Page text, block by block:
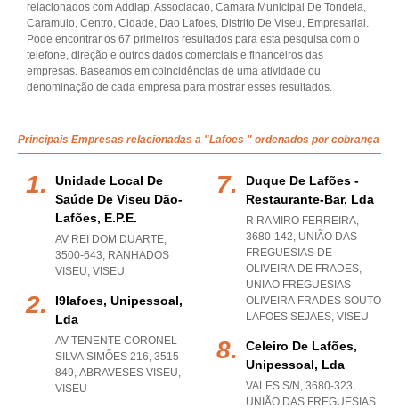
relacionados com Addlap, Associacao, Camara Municipal De Tondela,
Caramulo, Centro, Cidade, Dao Lafoes, Distrito De Viseu, Empresarial.
Pode encontrar os 67 primeiros resultados para esta pesquisa com o
telefone, direção e outros dados comerciais e financeiros das
empresas. Baseamos em coincidências de uma atividade ou
denominação de cada empresa para mostrar esses resultados.
Principais Empresas relacionadas a "Lafoes " ordenados por cobrança
Unidade Local De
Saúde De Viseu Dão-
Lafões, E.p.e.
AV REI DOM DUARTE,
3500-643, RANHADOS
VISEU, VISEU
I9lafoes, Unipessoal,
Lda
AV TENENTE CORONEL
SILVA SIMÕES 216, 3515-
849, ABRAVESES VISEU,
VISEU
Duque De Lafões -
Restaurante-Bar, Lda
R RAMIRO FERREIRA,
3680-142, UNIÃO DAS
FREGUESIAS DE
OLIVEIRA DE FRADES,
UNIAO FREGUESIAS
OLIVEIRA FRADES SOUTO
LAFOES SEJAES, VISEU
Celeiro De Lafões,
Unipessoal, Lda
VALES S/N, 3680-323,
UNIÃO DAS FREGUESIAS